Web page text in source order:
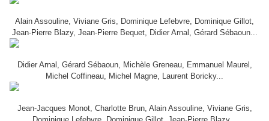
Alain Assouline, Viviane Gris, Dominique Lefebvre, Dominique Gillot,
Jean-Pierre Blazy, Jean-Pierre Bequet, Didier Arnal, Gérard Sébaoun...
Didier Arnal, Gérard Sébaoun, Michèle Greneau, Emmanuel Maurel,
Michel Coffineau, Michel Magne, Laurent Boricky...
Jean-Jacques Monot, Charlotte Brun, Alain Assouline, Viviane Gris,